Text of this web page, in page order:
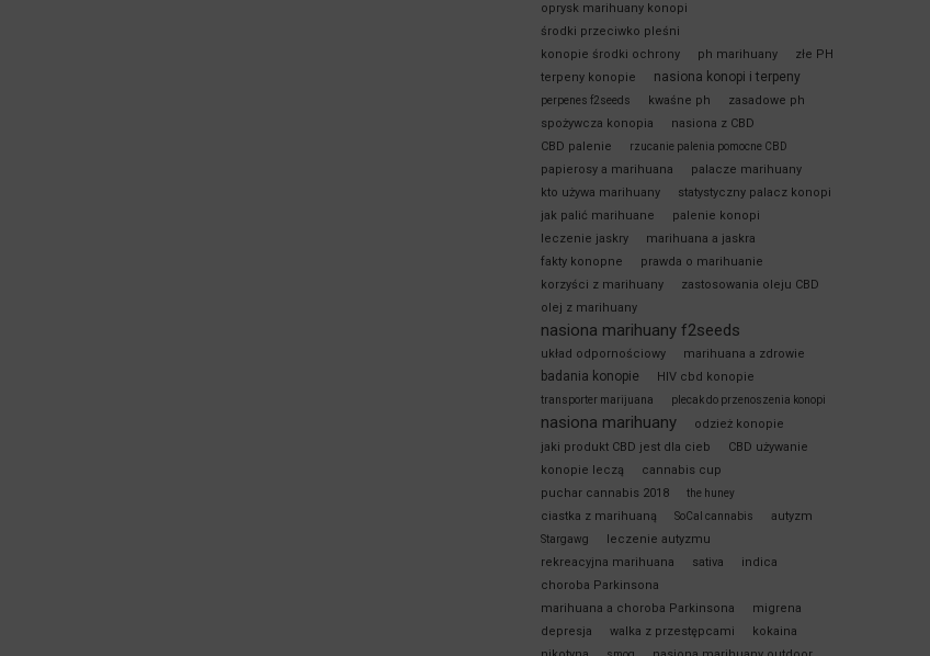
oprysk marihuany konopi
środki przeciwko pleśni
konopie środki ochrony
ph marihuany
złe PH
terpeny konopie
nasiona konopi i terpeny
perpenes f2seeds kwaśne ph
zasadowe ph
spożywcza konopia
nasiona z CBD
CBD palenie
rzucanie palenia pomocne CBD
papierosy a marihuana
palacze marihuany
kto używa marihuany
statystyczny palacz konopi
jak palić marihuane
palenie konopi
leczenie jaskry
marihuana a jaskra
fakty konopne
prawda o marihuanie
korzyści z marihuany
zastosowania oleju CBD
olej z marihuany
nasiona marihuany f2seeds
układ odpornościowy marihuana a zdrowie
badania konopie HIV cbd konopie
transporter marijuana plecak do przenoszenia konopi
nasiona marihuany
odzież konopie
jaki produkt CBD jest dla cieb
CBD używanie
konopie leczą
cannabis cup
puchar cannabis 2018
the huney
ciastka z marihuaną SoCal cannabis autyzm
Stargawg
leczenie autyzmu
rekreacyjna marihuana
sativa
indica
choroba Parkinsona
marihuana a choroba Parkinsona
migrena
depresja
walka z przestępcami
kokaina